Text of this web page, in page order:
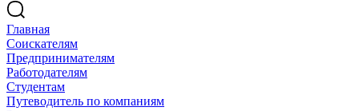
Главная
Соискателям
Предпринимателям
Работодателям
Студентам
Путеводитель по компаниям